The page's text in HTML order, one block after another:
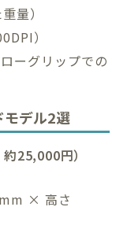
量）
）
ーグリップでの
モデル2選
25,000円）
× 高さ